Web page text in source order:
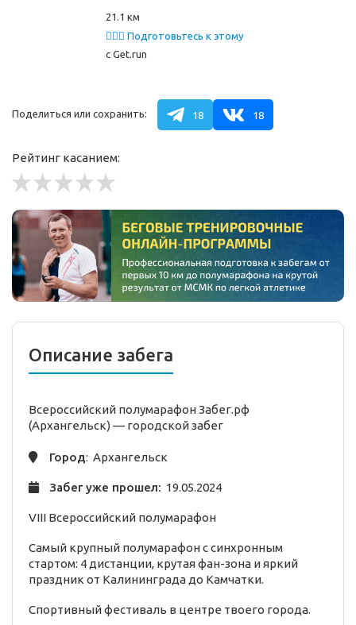
21.1 км
🏃🏻‍♂️ Подготовьтесь к этому
забегу
с Get.run
Поделиться или сохранить: 18 18
Рейтинг касанием:
Описание забега
Всероссийский полумарафон Забег.рф
(Архангельск) — городскойзабег
Город: Архангельск
Забег уже прошел: 19.05.2024
VIII Всероссийский полумарафон
Самый крупный полумарафон с синхронным
стартом: 4 дистанции, крутая фан-зона и яркий
праздник от Калининграда до Камчатки.
Спортивный фестиваль в центре твоего города.